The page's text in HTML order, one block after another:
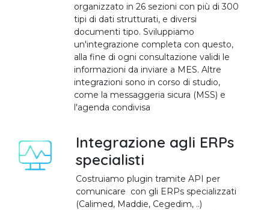
organizzato in 26 sezioni con più di 300
tipi di dati strutturati, e diversi
documenti tipo. Sviluppiamo
un'integrazione completa con questo,
alla fine di ogni consultazione validi le
informazioni da inviare a MES. Altre
integrazioni sono in corso di studio,
come la messaggeria sicura (MSS) e
l'agenda condivisa
Integrazione agli ERPs
specialisti
Costruiamo plugin tramite API per
comunicare con gli ERPs specializzati
(Calimed, Maddie, Cegedim, ..)